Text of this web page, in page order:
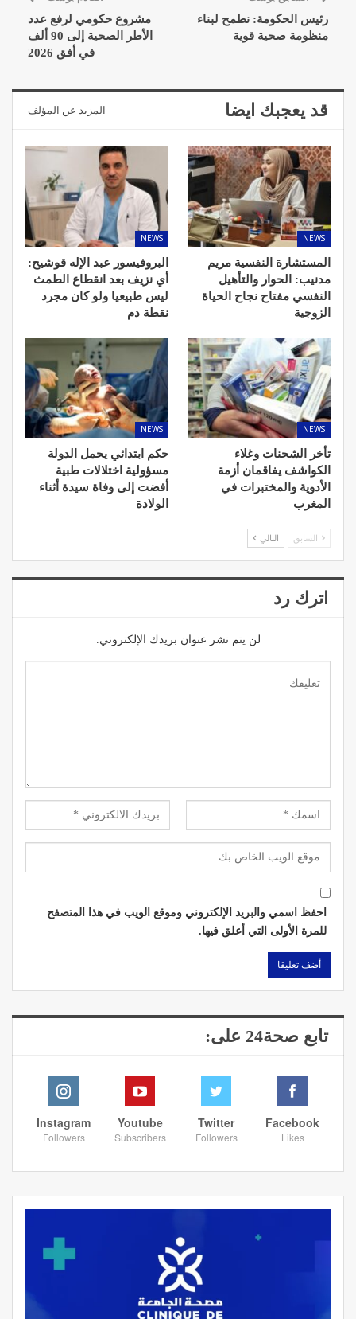
رئيس الحكومة: نطمح لبناء
منظومة صحية قوية
مشروع حكومي لرفع عدد
الأطر الصحية إلى 90 ألف
في أفق 2026
قد يعجبك ايضا المزيد عن المؤلف
NEWS
المستشارة النفسية مريم
مدنيب: الحوار والتأهيل
النفسي مفتاح نجاح الحياة
الزوجية
NEWS
البروفيسور عبد الإله قوشيح:
أي نزيف بعد انقطاع الطمث
ليس طبيعيا ولو كان مجرد
نقطة دم
NEWS
تأخر الشحنات وغلاء
الكواشف يفاقمان أزمة
الأدوية والمختبرات في
المغرب
NEWS
حكم ابتدائي يحمل الدولة
مسؤولية اختلالات طبية
أفضت إلى وفاة سيدة أثناء
الولادة
السابق التالي
اترك رد
لن يتم نشر عنوان بريدك الإلكتروني.
احفظ اسمي والبريد الإلكتروني وموقع الويب في هذا المتصفح
للمرة الأولى التي أعلق فيها.
تابع صحة24 على:
Facebook
Likes
Twitter
Followers
Youtube
Subscribers
Instagram
Followers